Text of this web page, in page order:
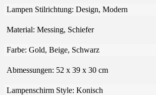
Lampen Stilrichtung: Design, Modern
Material: Messing, Schiefer
Farbe: Gold, Beige, Schwarz
Abmessungen: 52 x 39 x 30 cm
Lampenschirm Style: Konisch